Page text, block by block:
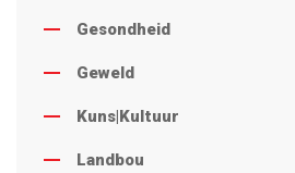
Gesondheid
Geweld
Kuns|Kultuur
Landbou